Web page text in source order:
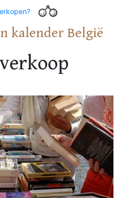
kalender België